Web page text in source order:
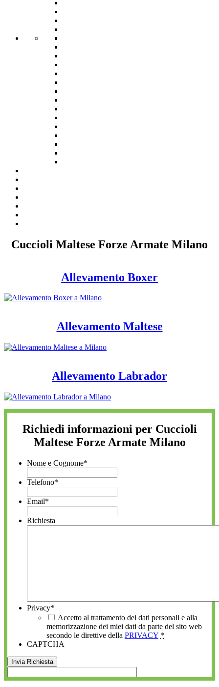
Cuccioli Maltese Forze Armate Milano
Allevamento Boxer
Allevamento Maltese
Allevamento Labrador
Richiedi informazioni per Cuccioli
Maltese Forze Armate Milano
Nome e Cognome*
Telefono*
Email*
Richiesta
Privacy*
Accetto al trattamento dei dati personali e alla
memorizzazione dei miei dati da parte del sito web
secondo le direttive della PRIVACY *
CAPTCHA